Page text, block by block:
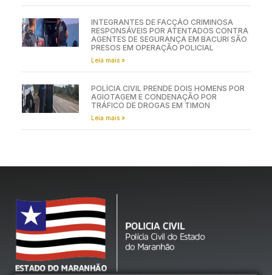
INTEGRANTES DE FACÇÃO CRIMINOSA
RESPONSÁVEIS POR ATENTADOS CONTRA
AGENTES DE SEGURANÇA EM BACURI SÃO
PRESOS EM OPERAÇÃO POLICIAL
Leia mais »
POLÍCIA CIVIL PRENDE DOIS HOMENS POR
AGIOTAGEM E CONDENAÇÃO POR
TRÁFICO DE DROGAS EM TIMON
Leia mais »